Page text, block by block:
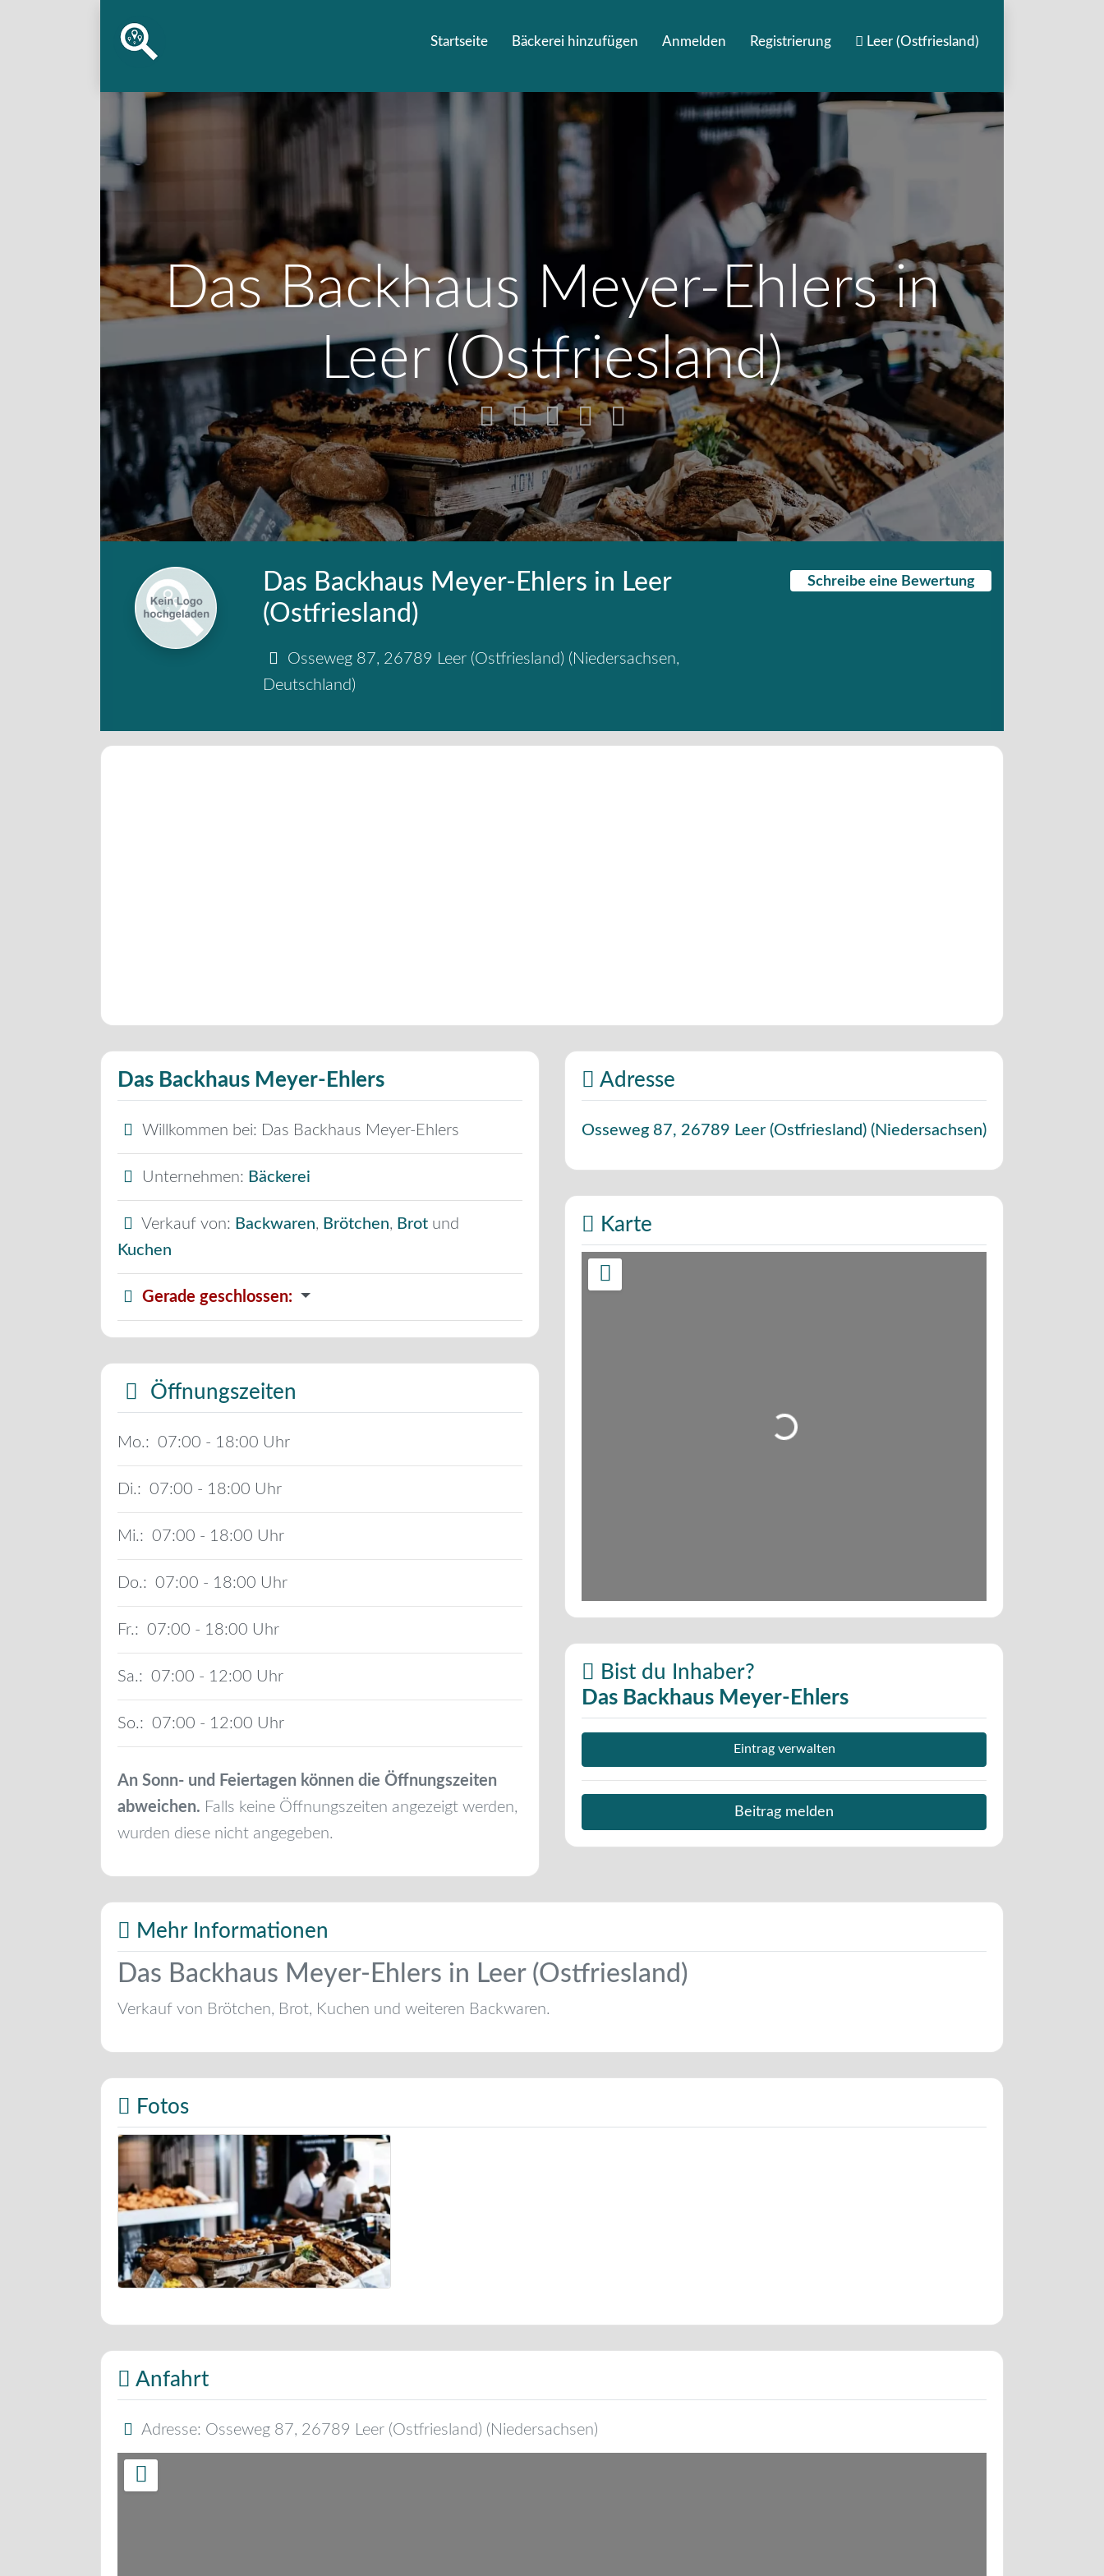
Startseite Bäckerei hinzufügen Anmelden Registrierung Leer (Ostfriesland)
Das Backhaus Meyer-Ehlers in
Leer (Ostfriesland)
Das Backhaus Meyer-Ehlers in Leer
(Ostfriesland)
Osseweg 87, 26789 Leer (Ostfriesland) ( Niedersachsen,
Deutschland)
Schreibe eine Bewertung
Das Backhaus Meyer-Ehlers
Willkommen bei: Das Backhaus Meyer-Ehlers
Unternehmen: Bäckerei
Verkauf von: Backwaren, Brötchen, Brot und
Kuchen
Gerade geschlossen:
Öffnungszeiten
Mo.: 07:00 - 18:00
Di.: 07:00 - 18:00
Mi.: 07:00 - 18:00
Do.: 07:00 - 18:00
Fr.: 07:00 - 18:00
Sa.: 07:00 - 12:00
So.: 07:00 - 12:00
An Sonn- und Feiertagen können die Öffnungszeiten
abweichen. Falls keine Öffnungszeiten angezeigt werden,
wurden diese nicht angegeben.
Adresse
Osseweg 87, 26789 Leer (Ostfriesland) ( Niedersachsen)
Karte
Wird geladen …
Bist du Inhaber?
Das Backhaus Meyer-Ehlers
Eintrag verwalten
Beitrag melden
Mehr Informationen
Das Backhaus Meyer-Ehlers in Leer (Ostfriesland)
Verkauf von Brötchen, Brot, Kuchen und weiteren Backwaren.
Fotos
Bäckerei Musterbild
Anfahrt
Adresse: Osseweg 87, 26789 Leer (Ostfriesland) ( Niedersachsen)